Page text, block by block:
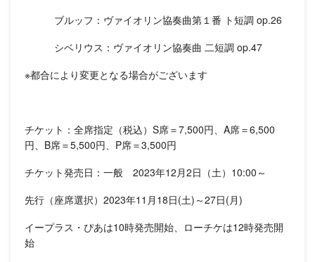
ブルッフ：ヴァイオリン協奏曲第１番 ト短調 op.26
シベリウス：ヴァイオリン協奏曲 二短調 op.47
※都合により変更となる場合がございます
チケット：全席指定（税込）S席＝7,500円、A席＝6,500
円、B席＝5,500円、P席＝3,500円
チケット発売日：一般 2023年12月2日（土）10:00～
先行（座席選択）2023年11月18日(土)～27日(月)
イープラス・ぴあは10時発売開始、ローチケは12時発売開
始